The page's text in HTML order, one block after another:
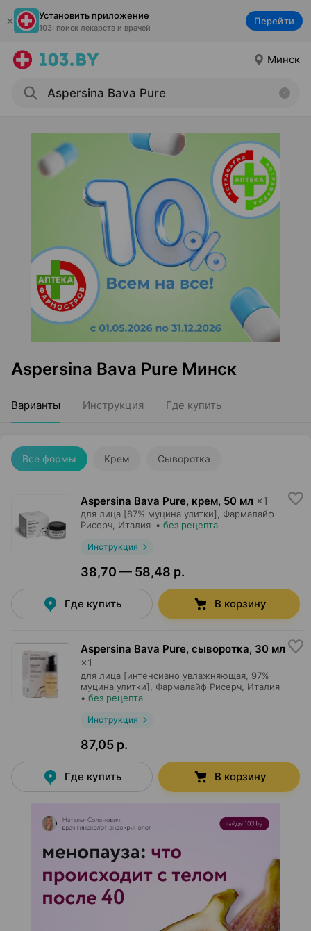
Установить приложение
103: поиск лекарств и врачей
Перейти
Минск
Aspersina Bava Pure Минск
Варианты Инструкция Где купить
Все формы Крем Сыворотка
Aspersina Bava Pure, крем, 50 мл ×1
для лица [87% муцина улитки],
Фармалайф
Рисерч , Италия • без рецепта
Инструкция
38,70 — 58,48 р.
Где купить В корзину
Aspersina Bava Pure, сыворотка, 30 мл
×1
для лица [интенсивно увлажняющая, 97%
муцина улитки],
Фармалайф Рисерч , Италия
• без рецепта
Инструкция
87,05 р.
Где купить В корзину